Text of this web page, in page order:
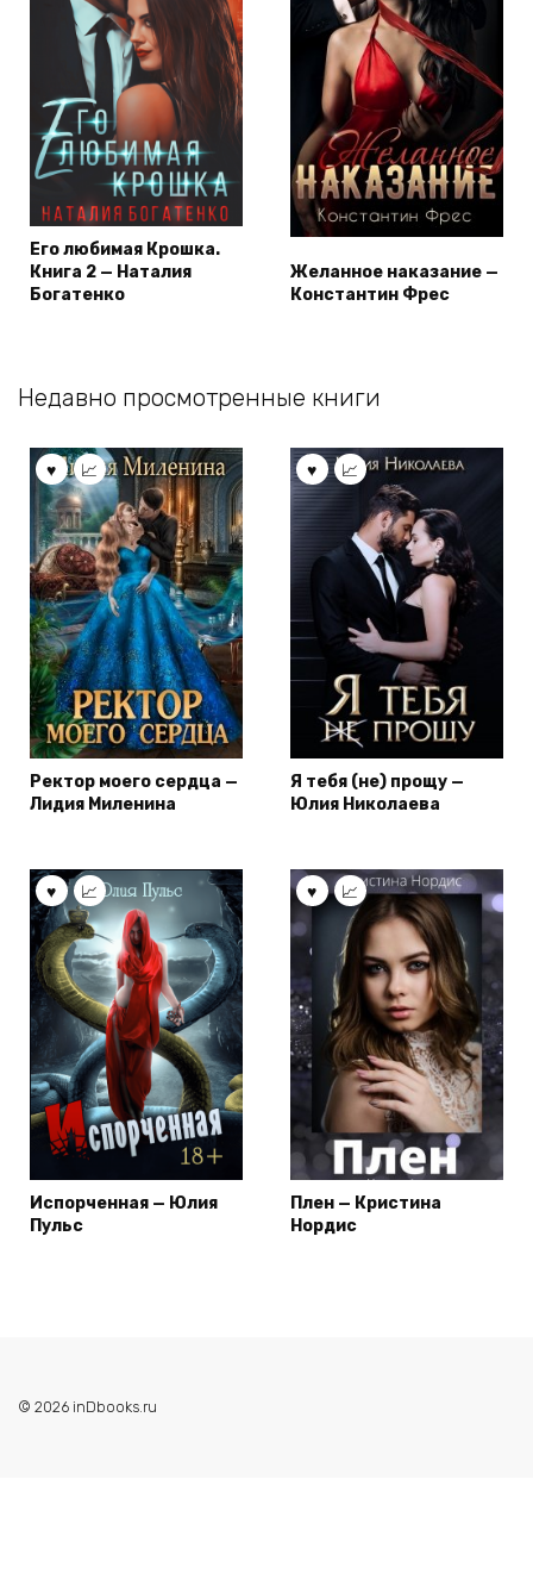
Его любимая Крошка.
Книга 2 — Наталия
Богатенко
Желанное наказание —
Константин Фрес
Недавно просмотренные книги
Ректор моего сердца —
Лидия Миленина
Я тебя (не) прощу —
Юлия Николаева
Испорченная — Юлия
Пульс
Плен — Кристина
Нордис
© 2026 inDbooks.ru